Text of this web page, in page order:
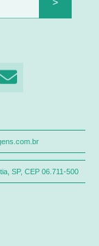
SP, CEP 06.711-500